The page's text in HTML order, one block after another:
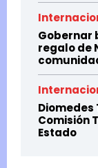
Gobernar
regalo de
Comisión
Estado